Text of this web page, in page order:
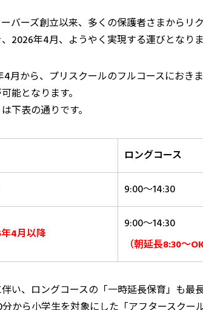
バーズ創立以来、多くの保護者さまからリ
2026年4月、ようやく実現する運びとなりま
4月から、プリスクールのフルコースにおき
能となります。
下表の通りです。
ロングコース
9:00～14:30
4月以降
9:00～14:30
（朝延長8:30～OK
い、ロングコースの「一時延長保育」も最
分から小学生を対象にした「アフタースク